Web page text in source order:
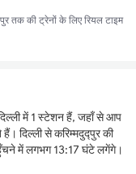
तक की ट्रेनों के लिए रियल टाइम
में 1 स्टेशन हैं, जहाँ से आप
दिल्ली से करिम्मदुद्पुर की
में लगभग 13:17 घंटे लगेंगे।